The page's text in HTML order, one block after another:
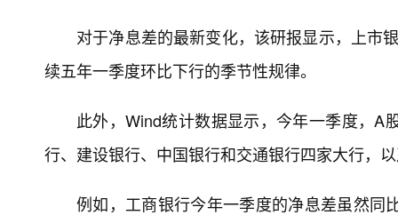
对于净息差的最新变化，该研报显示，上市
续五年一季度环比下行的季节性规律。
此外，Wind统计数据显示，今年一季度，A
行、建设银行、中国银行和交通银行四家大行，
例如，工商银行今年一季度的净息差虽然同